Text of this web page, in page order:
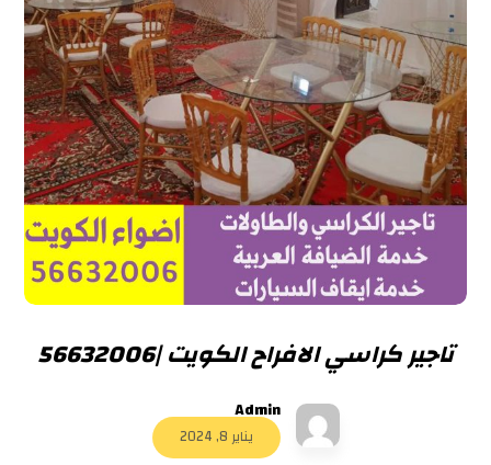
تاجير كراسي الافراح الكويت |56632006
Admin
يناير 8, 2024